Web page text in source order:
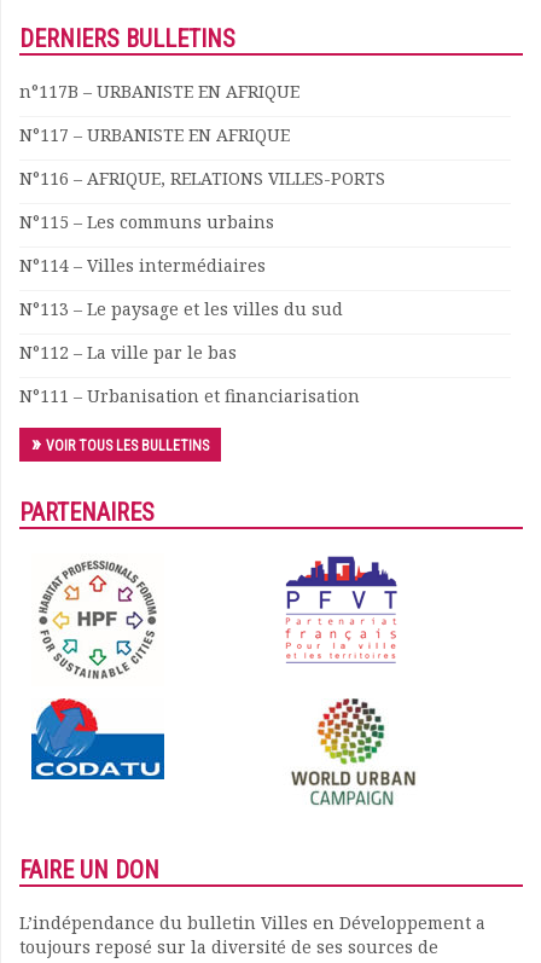
DERNIERS BULLETINS
n°117B – URBANISTE EN AFRIQUE
N°117 – URBANISTE EN AFRIQUE
N°116 – AFRIQUE, RELATIONS VILLES-PORTS
N°115 – Les communs urbains
N°114 – Villes intermédiaires
N°113 – Le paysage et les villes du sud
N°112 – La ville par le bas
N°111 – Urbanisation et financiarisation
VOIR TOUS LES BULLETINS
PARTENAIRES
FAIRE UN DON
L’indépendance du bulletin Villes en Développement a
toujours reposé sur la diversité de ses sources de